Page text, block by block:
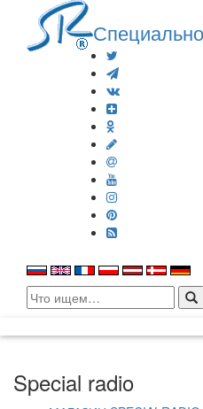
Search
for:
Special radio